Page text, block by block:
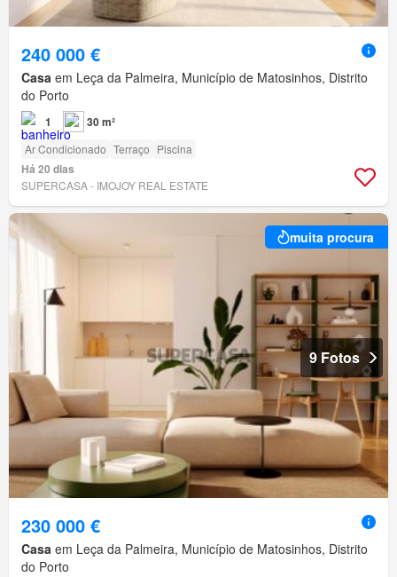
240 000 €
Casa em Leça da Palmeira, Município de Matosinhos, Distrito
do Porto
1 30 m²
Ar Condicionado Terraço Piscina
Há 20 dias
SUPERCASA - IMOJOY REAL ESTATE
muita procura
9 Fotos
230 000 €
Casa em Leça da Palmeira, Município de Matosinhos, Distrito
do Porto